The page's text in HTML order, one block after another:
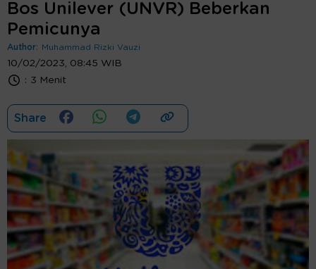
Bos Unilever (UNVR) Beberkan
Pemicunya
Author: Muhammad Rizki Vauzi
10/02/2023, 08:45 WIB
: 3 Menit
Share